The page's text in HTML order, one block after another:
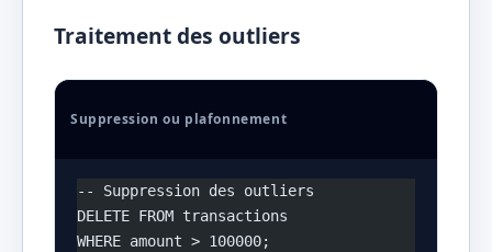
Traitement des outliers
Suppression ou plafonnement
-- Suppression des outliers
DELETE FROM transactions
WHERE amount > 100000;